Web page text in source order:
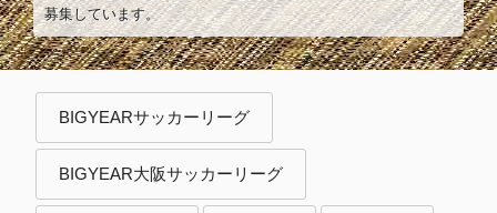
募集しています。
BIGYEARサッカーリーグ
BIGYEAR大阪サッカーリーグ